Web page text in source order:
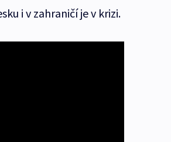
i v zahraničí je v krizi.